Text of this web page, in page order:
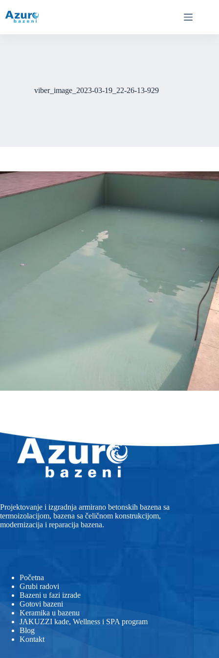
content
viber_image_2023-03-19_22-26-13-929
Projektovanje i izgradnja armirano betonskih bazena sa
termoizolacijom, bazena sa čeličnom konstrukcijom,
modernizacija i reparacija bazena.
Početna
Grubi radovi
Bazeni u fazi izrade
Gotovi bazeni
Keramika u bazenu
JAKUZZI kade, Wellness i SPA program
Blog
Kontakt